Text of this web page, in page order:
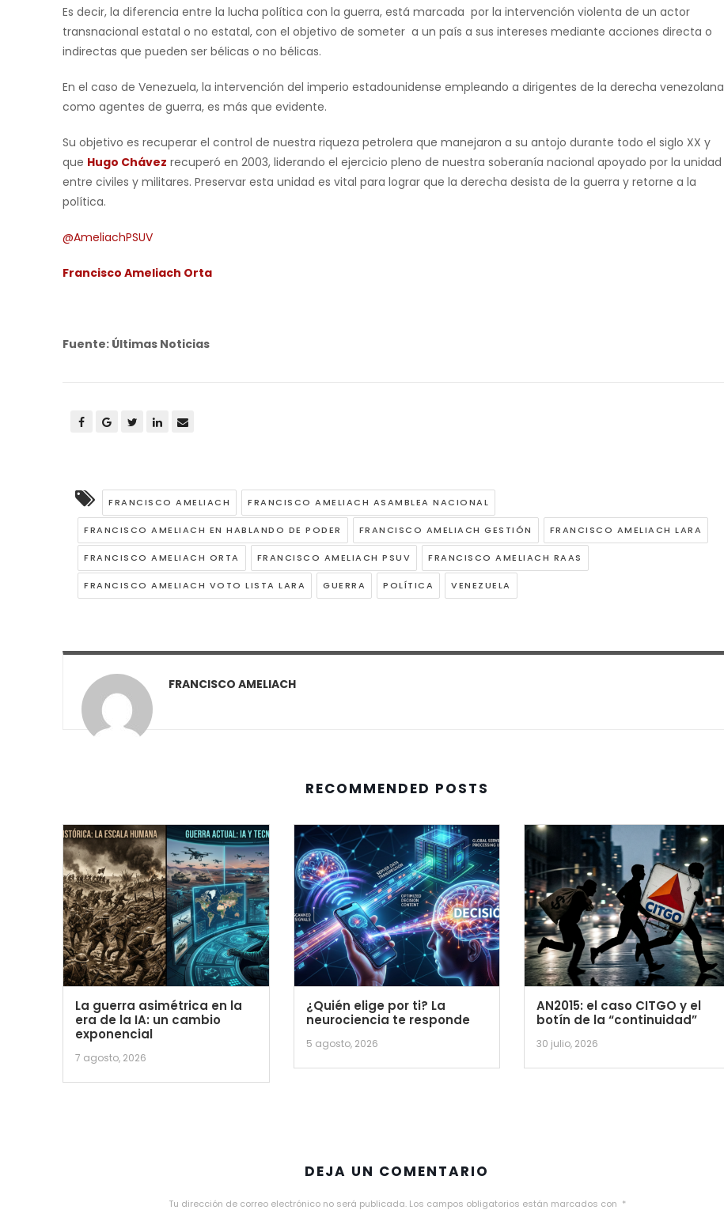
Es decir, la diferencia entre la lucha política con la guerra, está marcada por la intervención violenta de un actor
transnacional estatal o no estatal, con el objetivo de someter a un país a sus intereses mediante acciones directa o
indirectas que pueden ser bélicas o no bélicas.
En el caso de Venezuela, la intervención del imperio estadounidense empleando a dirigentes de la derecha venezolana
como agentes de guerra, es más que evidente.
Su objetivo es recuperar el control de nuestra riqueza petrolera que manejaron a su antojo durante todo el siglo XX y
que Hugo Chávez recuperó en 2003, liderando el ejercicio pleno de nuestra soberanía nacional apoyado por la unidad
entre civiles y militares. Preservar esta unidad es vital para lograr que la derecha desista de la guerra y retorne a la
política.
@AmeliachPSUV
Francisco Ameliach Orta
Fuente: Últimas Noticias
FRANCISCO AMELIACH FRANCISCO AMELIACH ASAMBLEA NACIONAL
FRANCISCO AMELIACH EN HABLANDO DE PODER FRANCISCO AMELIACH GESTIÓN FRANCISCO AMELIACH LARA
FRANCISCO AMELIACH ORTA FRANCISCO AMELIACH PSUV FRANCISCO AMELIACH RAAS
FRANCISCO AMELIACH VOTO LISTA LARA GUERRA POLÍTICA VENEZUELA
FRANCISCO AMELIACH
RECOMMENDED POSTS
La guerra asimétrica en la
era de la IA: un cambio
exponencial
7 agosto, 2026
¿Quién elige por ti? La
neurociencia te responde
5 agosto, 2026
AN2015: el caso CITGO y el
botín de la “continuidad”
30 julio, 2026
DEJA UN COMENTARIO
Tu dirección de correo electrónico no será publicada. Los campos obligatorios están marcados con *